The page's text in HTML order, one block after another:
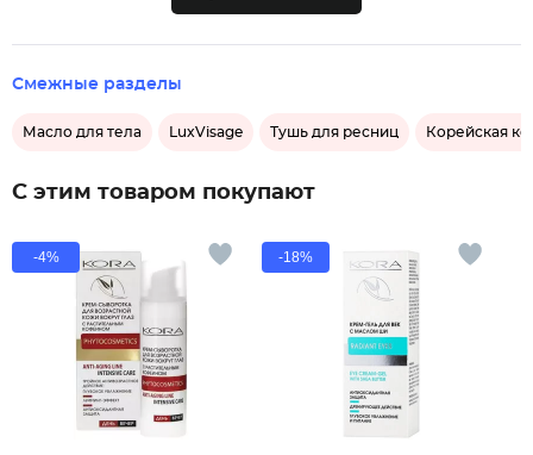
Смежные разделы
Масло для тела LuxVisage Тушь для ресниц Корейская
С этим товаром покупают
-4% -18%